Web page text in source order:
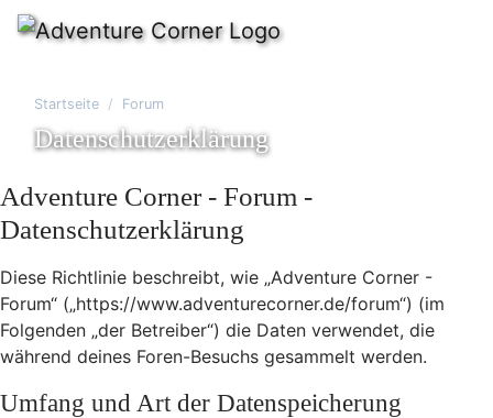
Startseite Forum
Datenschutzerklärung
Adventure Corner - Forum -
Datenschutzerklärung
Diese Richtlinie beschreibt, wie „Adventure Corner -
Forum“ („https://www.adventurecorner.de/forum“) (im
Folgenden „der Betreiber“) die Daten verwendet, die
während deines Foren-Besuchs gesammelt werden.
Umfang und Art der Datenspeicherung